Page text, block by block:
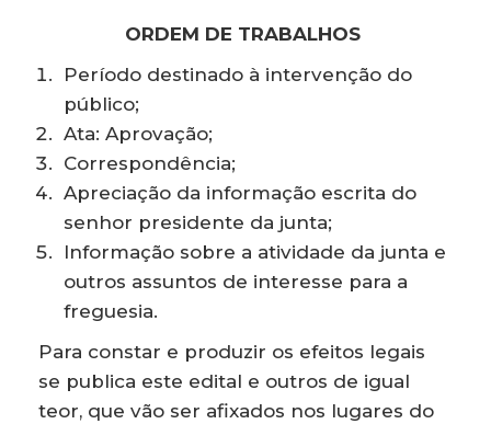
ORDEM DE TRABALHOS
Período destinado à intervenção do
público;
Ata: Aprovação;
Correspondência;
Apreciação da informação escrita do
senhor presidente da junta;
Informação sobre a atividade da junta e
outros assuntos de interesse para a
freguesia.
Para constar e produzir os efeitos legais
se publica este edital e outros de igual
teor, que vão ser afixados nos lugares do